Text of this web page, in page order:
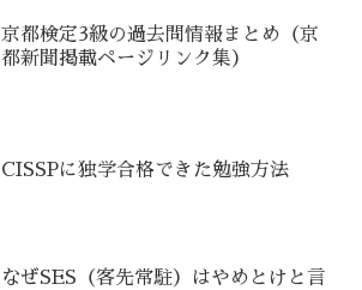
京都検定3級の過去問情報まとめ（京
都新聞掲載ページリンク集）
CISSPに独学合格できた勉強方法
なぜSES（客先常駐）はやめとけと言